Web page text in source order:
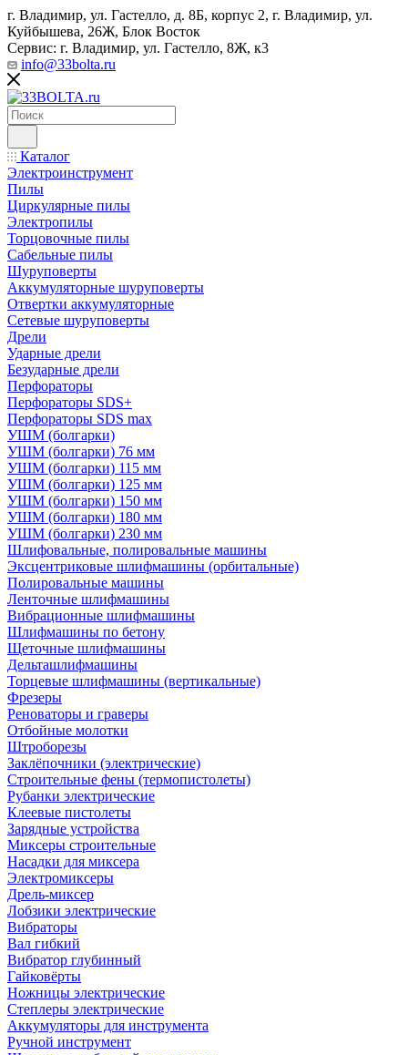
г. Владимир, ул. Гастелло, д. 8Б, корпус 2, г. Владимир, ул. ​
Куйбышева, 26Ж, Блок Восток
Сервис: г. Владимир, ул. Гастелло, 8Ж, к3
info@33bolta.ru
Каталог
Электроинструмент
Пилы
Циркулярные пилы
Электропилы
Торцовочные пилы
Сабельные пилы
Шуруповерты
Аккумуляторные шуруповерты
Отвертки аккумуляторные
Сетевые шуруповерты
Дрели
Ударные дрели
Безударные дрели
Перфораторы
Перфораторы SDS+
Перфораторы SDS max
УШМ (болгарки)
УШМ (болгарки) 76 мм
УШМ (болгарки) 115 мм
УШМ (болгарки) 125 мм
УШМ (болгарки) 150 мм
УШМ (болгарки) 180 мм
УШМ (болгарки) 230 мм
Шлифовальные, полировальные машины
Эксцентриковые шлифмашины (орбитальные)
Полировальные машины
Ленточные шлифмашины
Вибрационные шлифмашины
Шлифмашины по бетону
Щеточные шлифмашины
Дельташлифмашины
Торцевые шлифмашины (вертикальные)
Фрезеры
Реноваторы и граверы
Отбойные молотки
Штроборезы
Заклёпочники (электрические)
Строительные фены (термопистолеты)
Рубанки электрические
Клеевые пистолеты
Зарядные устройства
Миксеры строительные
Насадки для миксера
Электромиксеры
Дрель-миксер
Лобзики электрические
Вибраторы
Вал гибкий
Вибратор глубинный
Гайковёрты
Ножницы электрические
Степлеры электрические
Аккумуляторы для инструмента
Ручной инструмент